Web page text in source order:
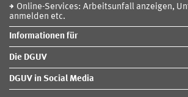
Online-Services: Arbeitsunfall anzeigen,
anmelden etc.
Informationen für
Die DGUV
DGUV in Social Media